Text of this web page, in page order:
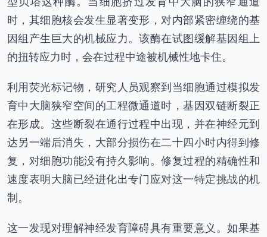
时，其细胞核会发生显著变形，对内部紧密缠绕的基
因组产生巨大的机械应力。该酶在试图缓解基因组上
的扭转应力时，会在过程中途被机械性地卡住。
利用荧光标记物，研究人员观察到当细胞通过模拟发
育中大脑狭窄空间的工程微通道时，基因双链断裂正
在形成。这些断裂在通行过程中出现，并在神经元到
达另一端后消失，大部分损伤在二十四小时内得到修
复，对细胞功能没有持久影响。修复过程的精确性和
速度表明大脑已经进化出专门应对这一特定挑战的机
制。
这一发现对理解神经发育障碍具有重要意义。如果基